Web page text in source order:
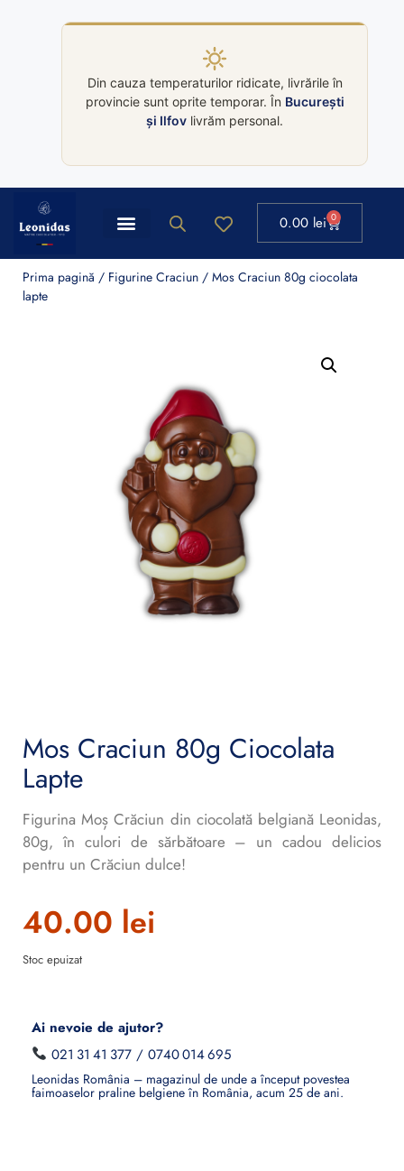
Din cauza temperaturilor ridicate, livrările în
provincie sunt oprite temporar. În București
și Ilfov livrăm personal.
0.00 lei 0
Prima pagină / Figurine Craciun / Mos Craciun 80g ciocolata
lapte
Mos Craciun 80g Ciocolata
Lapte
Figurina Moș Crăciun din ciocolată belgiană Leonidas,
80g, în culori de sărbătoare – un cadou delicios
pentru un Crăciun dulce!
40.00 lei
Stoc epuizat
Ai nevoie de ajutor?
021 31 41 377 /0740 014 695
Leonidas România – magazinul de unde a început povestea
faimoaselor praline belgiene în România, acum 25 de ani.